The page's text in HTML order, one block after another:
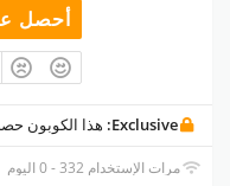
أحصل
Exclusive: هذا الكوبون
مرات الإستخدام 332 - 0 اليوم